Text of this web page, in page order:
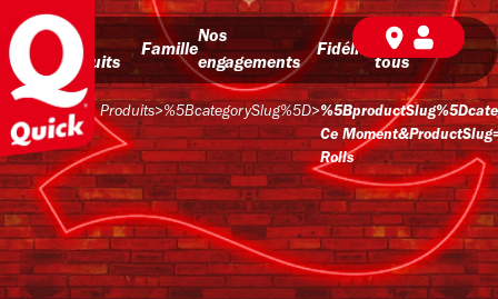
Nos
produits
Famille
Nos
engagements
Fidélité
BD pour
tous
Produits>%5BcategorySlug%5D>
Ce
Rolls